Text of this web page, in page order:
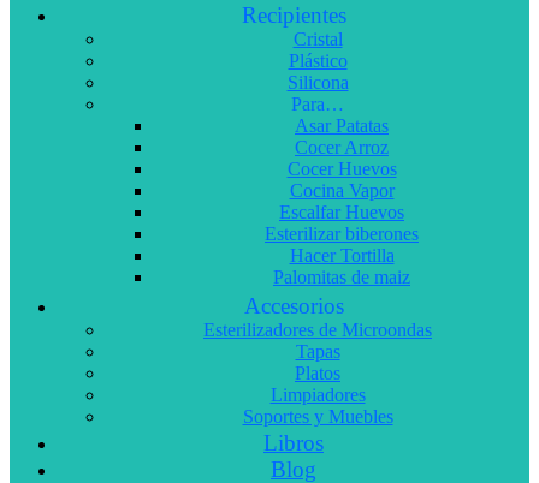
Recipientes
Cristal
Plástico
Silicona
Para…
Asar Patatas
Cocer Arroz
Cocer Huevos
Cocina Vapor
Escalfar Huevos
Esterilizar biberones
Hacer Tortilla
Palomitas de maiz
Accesorios
Esterilizadores de Microondas
Tapas
Platos
Limpiadores
Soportes y Muebles
Libros
Blog